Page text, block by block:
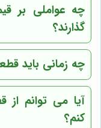
چه عواملی بر
گذارند؟
چه زمانی باید
آیا می توانم از
کنم؟